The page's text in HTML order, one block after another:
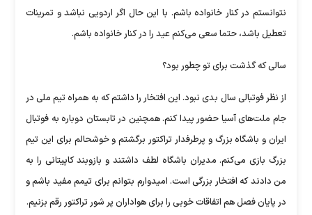
نتوانستم در کنار خانواده باشم. با این حال اگر اردویی نباشد و تمرینات
تعطیل باشد، حتما سعی می‌کنم عید را در کنار خانواده باشم.
سالی که گذشت برای تو چطور بود؟
از نظر فوتبالی سال بدی نبود. این افتخار را داشتم که به همراه تیم ملی در
جام ملت‌های آسیا حضور پیدا کنم. همچنین در تابستان دوباره به فوتبال
ایران و باشگاه بزرگ و پرطرفدار تراکتور برگشتم و خوشحالم برای این تیم
بزرگ بازی می‌کنم. مدیران باشگاه لطف داشتند و بازوبند کاپیتانی را به
من دادند که افتخار بزرگی است. امیدوارم بتوانم برای تیمم مفید باشم و
در پایان فصل هم اتفاقات خوبی را برای هواداران پر شور تراکتور رقم بزنیم.